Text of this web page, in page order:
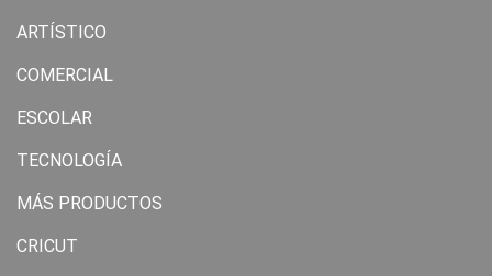
ARTÍSTICO
COMERCIAL
ESCOLAR
TECNOLOGÍA
MÁS PRODUCTOS
CRICUT